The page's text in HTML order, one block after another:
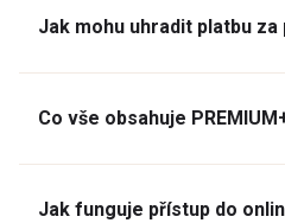
Jak mohu uhradit platbu za
Co vše obsahuje
Jak funguje přístup do